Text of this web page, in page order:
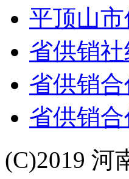
平顶山
省供销
省供销
省供销
(C)2019 河